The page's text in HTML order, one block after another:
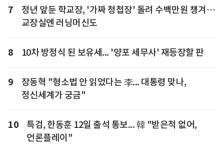
7
정년 앞둔 학교장, '가짜 청첩장' 돌려 수백만원 챙겨…
교장실엔 러닝머신도
8 10차 방정식 된 보유세... '양포 세무사' 재등장할 판
9
장동혁 "형소법 안 읽었다는 李... 대통령 맞나,
정신세계가 궁금"
10
특검, 한동훈 12일 출석 통보... 韓 "받은적 없어,
언론플레이"